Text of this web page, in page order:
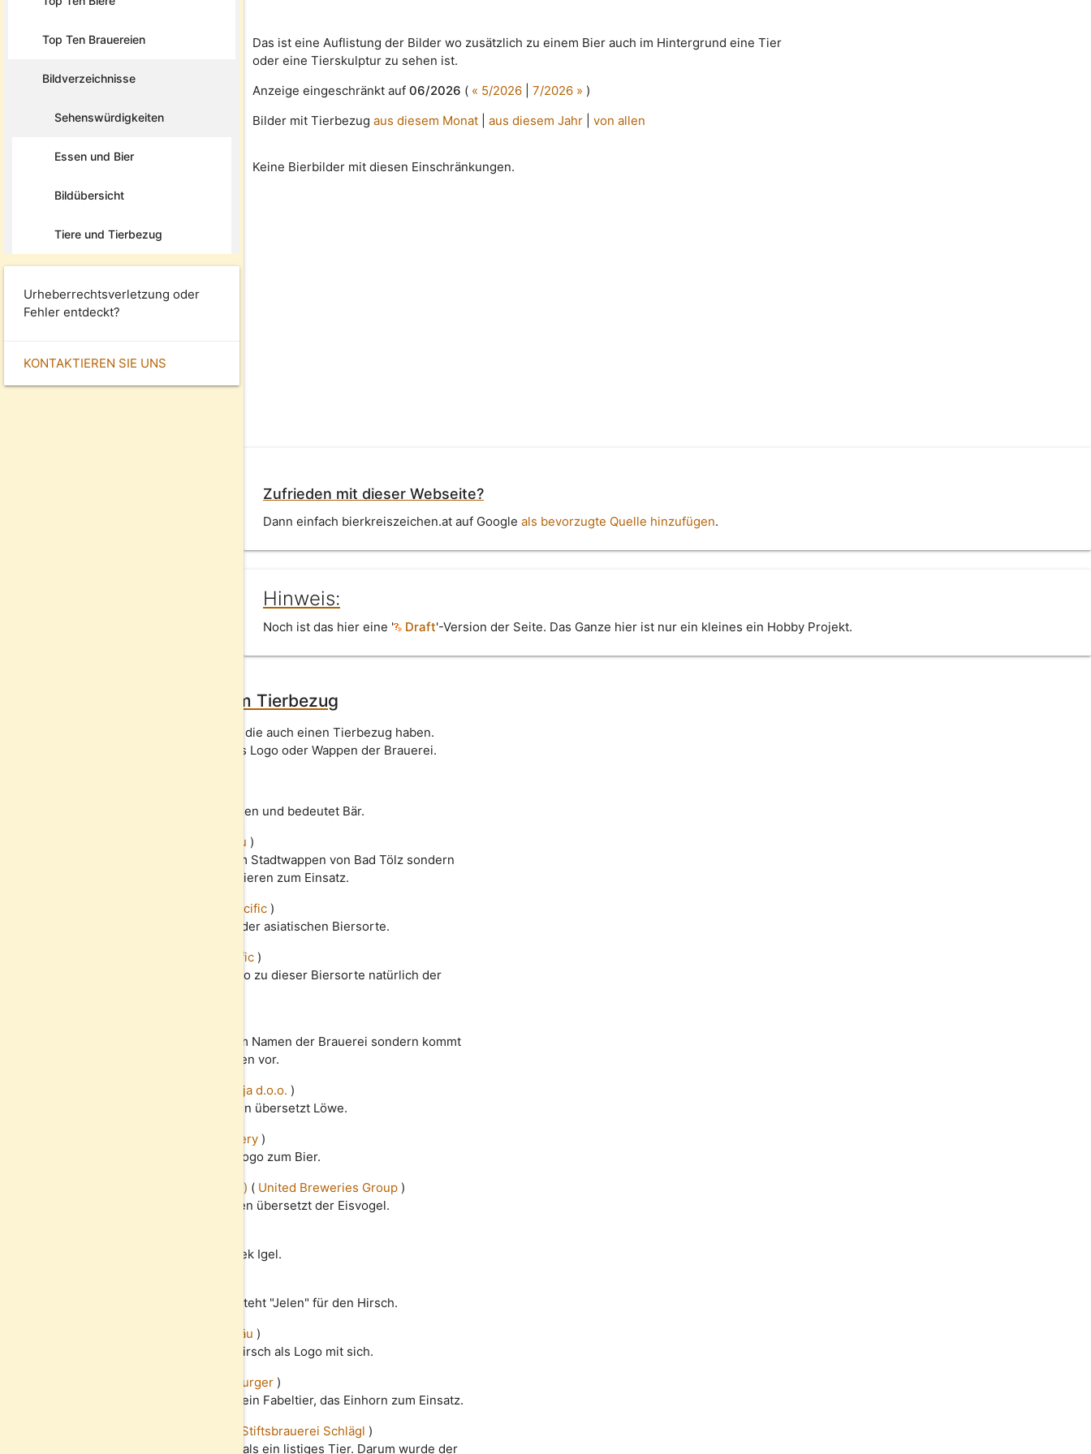
Top Ten Brauereien
Bildverzeichnisse
Sehenswürdigkeiten
Essen und Bier
Bildübersicht
Tiere und Tierbezug
Urheberrechtsverletzung oder
Fehler entdeckt?
KONTAKTIEREN SIE UNS
Das ist eine Auflistung der Bilder wo zusätzlich zu einem Bier auch im Hintergrund eine Tier
oder eine Tierskulptur zu sehen ist.
Anzeige eingeschränkt auf06/2026 ( « 5/2026 |7/2026 » )
Bilder mit Tierbezugaus diesem Monat |aus diesem Jahr |von allen
Keine Bierbilder mit diesen Einschränkungen.
Zufrieden mit dieser Webseite?
Dann einfach bierkreiszeichen.at auf Google als bevorzugte Quelle hinzufügen.
Hinweis:
Noch ist das hier eine ' Draft'-Version der Seite. Das Ganze hier ist nur ein kleines ein Hobby Projekt.
Generell Biersorten mit einem Tierbezug
Hier noch eine kurze Liste an Biersorten die auch einen Tierbezug haben.
Entweder über den Namen oder über das Logo oder Wappen der Brauerei.
Ursus kommt aus dem lateinischen und bedeutet Bär.
Tölzer Mühlfeldbräu )
Der Löwe findet sich nicht nur im Stadtwappen von Bad Tölz sondern
kommt auch oft bei den Tölzer Bieren zum Einsatz.
Heineken Asia Pacific )
Der Tiger steckt hier im Namen der asiatischen Biersorte.
Heineken Asia Pacific )
Passend zum Namen ist das Logo zu dieser Biersorte natürlich der
Der Löwe steckt hier nicht nur im Namen der Brauerei sondern kommt
natürlich auch in deren Biersorten vor.
Carlsberg Srbija d.o.o. )
Lav bedeutet aus dem serbischen übersetzt Löwe.
Heineken Vietnam Brewery )
Der Tiger ist hier das offizielle Logo zum Bier.
Kingfisher Premium (Lager Beer) ( United Breweries Group )
Kingfisher ist aus dem englischen übersetzt der Eisvogel.
Im Tschechischen bedeutet Ježek Igel.
Aus dem slawischen übersetzt steht "Jelen" für den Hirsch.
Hubertus Bräu )
Hubertus Biere tragen oft den Hirsch als Logo mit sich.
Fohrenburger )
Beim Fohrenburger Bier kommt ein Fabeltier, das Einhorn zum Einsatz.
Stiftsbrauerei Schlägl )
Der Fuchs gilt in Märchen meist als ein listiges Tier. Darum wurde der